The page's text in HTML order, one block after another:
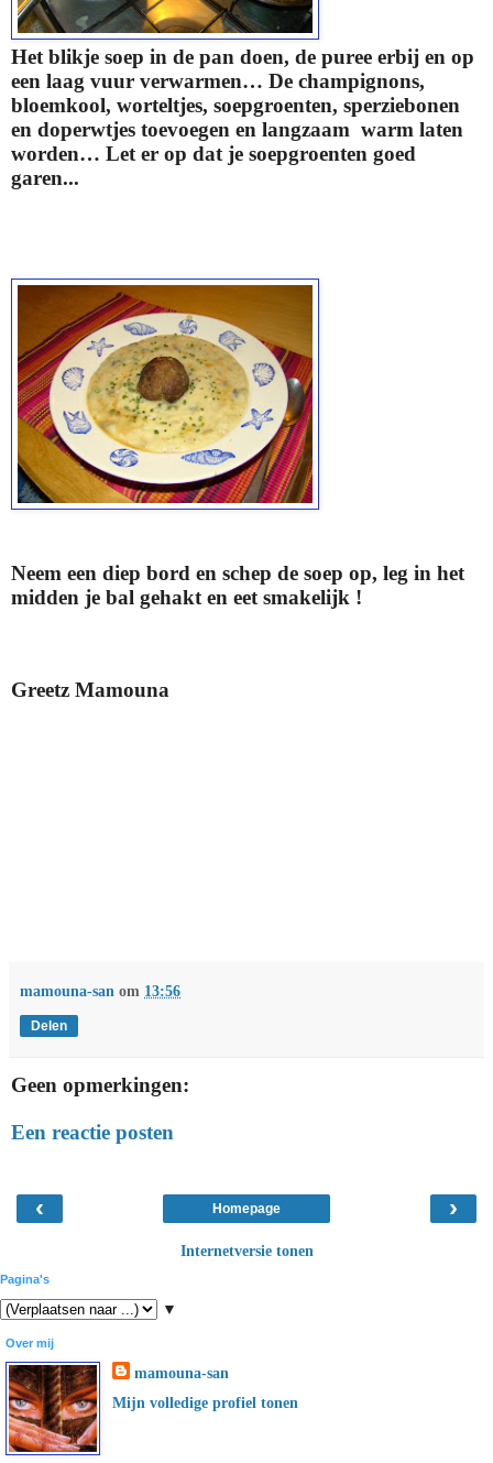
Het blikje soep in de pan doen, de puree erbij en op
een laag vuur verwarmen… De champignons,
bloemkool, worteltjes, soepgroenten, sperziebonen
en doperwtjes toevoegen en langzaam warm laten
worden… Let er op dat je soepgroenten goed
garen...
Neem een diep bord en schep de soep op, leg in het
midden je bal gehakt en eet smakelijk !
Greetz Mamouna
mamouna-san om 13:56
Delen
Geen opmerkingen:
Een reactie posten
‹ ›
Homepage
Internetversie tonen
Pagina's
▼
Over mij
mamouna-san
Mijn volledige profiel tonen